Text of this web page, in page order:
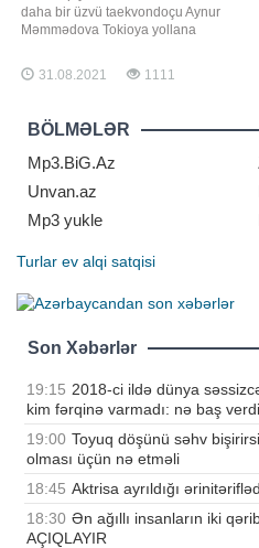
daha bir üzvü taekvondoçu Aynur
Məmmədova Tokioya yollana
görə, üçqat dünya, 4 dəfə Avropa
çempionu parataekvondoçu Aynur
Dünya çempionu bu səbəbdən
sentyabrın 4-də dayanq üzərinə
çıxıb-çıxmama ehtimal
31.08.2021 1111
BÖLMƏLƏR
Mp3.BiG.Az
Unvan.az
Mp3 yukle
Turlar ev alqi satqisi
Son Xəbərlər
19:15 2018-ci ildə dünya
kim fərqinə varmadı: nə baş verdi
19:00 Toyuq döşünü səhv
olması üçün nə etməli
18:45 Aktrisa ayrıldığı
18:30 Ən ağıllı insanların iki
AÇIQLAYIR